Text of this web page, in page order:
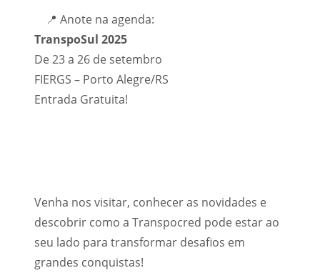
📍 Anote na agenda:
TranspoSul 2025
De 23 a 26 de setembro
FIERGS – Porto Alegre/RS
Entrada Gratuita!
Venha nos visitar, conhecer as novidades e
descobrir como a Transpocred pode estar ao
seu lado para transformar desafios em
grandes conquistas!